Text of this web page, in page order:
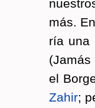
más.
ría una
el
Zahir;